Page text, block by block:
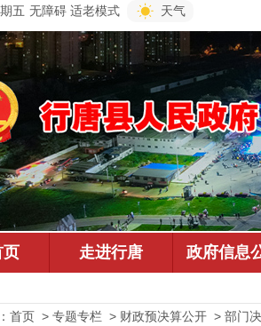
五 无障碍 适老模式 天气
首页 > 专题专栏 > 财政预决算公开 > 部门